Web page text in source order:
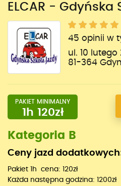
ELCAR - Gdyńska
45 opinii w
ul. 10 lutego
81-364
PAKIET MINIMALNY
1h 120zł
Kategoria B
Ceny jazd
Pakiet 1h cena: 120zł
Każda następna godzina: 1200zł